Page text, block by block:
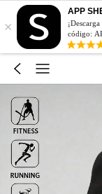
×
APP
código: